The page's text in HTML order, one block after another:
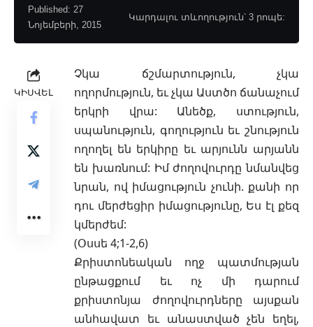
Published: 27
Նոյեմբերի, 2015
Կարդալու տևողություն՝ 3 րոպե:
ԿԻՍՎԵԼ
Չկա ճշմարտություն, չկա
ողորմություն, եւ չկա Աստծո ճանաչում
երկրի վրա: Անեծք, ստություն,
սպանություն, գողություն եւ շնություն
ողողել են երկիրը եւ արյունն արյանն
են խառնում: Իմ ժողովուրդը նմանվեց
նրան, ով իմացություն չունի. քանի որ
դու մերժեցիր իմացությունը, Ես էլ քեզ
կմերժեմ:
(Օսսե 4;1-2,6)
Քրիստոնեական ողջ պատմության
ընթացքում եւ ոչ մի դարում
քրիստոնյա ժողովուրդները այսքան
անհավատ եւ անաստված չեն եղել,